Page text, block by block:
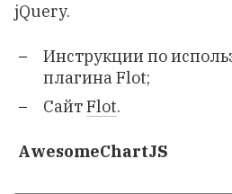
jQuery.
Инструкции по
плагина Flot;
СайтFlot.
AwesomeChartJS